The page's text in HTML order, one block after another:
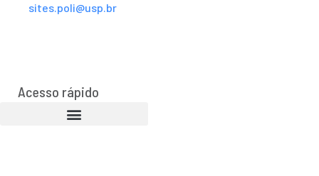
sites.poli@usp.br
Acesso rápido